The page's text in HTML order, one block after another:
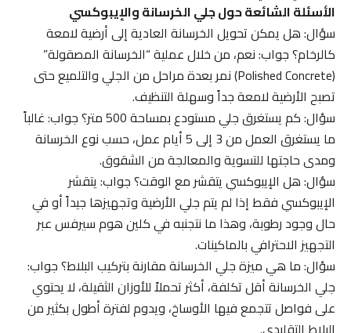
الأسئلة الشائعة حول جلي الخرسانة والإيبوكسي
سؤال: هل يمكن تحويل الخرسانة العادية إلى أرضية لامعة
كالرخام؟ جواب: نعم، من خلال عملية “الخرسانة المصقولة”
(Polished Concrete) نمر بعدة مراحل من الجلي والتلميع حتى
تصبح الأرضية لامعة جداً وسهلة التنظيف.
سؤال: كم يستغرق جلي مستودع بمساحة 500 متر؟ جواب: غالباً
ما يستغرق العمل من 3 إلى 5 أيام عمل، حسب نوع الخرسانة
ومدى حاجتها للتسوية والمعالجة من الشقوق.
سؤال: هل الإيبوكسي يتقشر مع الوقت؟ جواب: يتقشر
الإيبوكسي فقط إذا لم يتم جلي الأرضية وتجهيزها جيداً أو في
حال وجود رطوبة، وهذا ما نتجنبه في كلين هوم سيرفس عبر
التجهيز الاحترافي بالماكينات.
سؤال: ما هي ميزة جلي الخرسانة مقارنة بتركيب البلاط؟ جواب:
جلي الخرسانة أقل تكلفة، أكثر تحملاً للأوزان الثقيلة، لا يحتوي
على فواصل تتجمع فيها الأوساخ، ويدوم لفترة أطول بكثير من